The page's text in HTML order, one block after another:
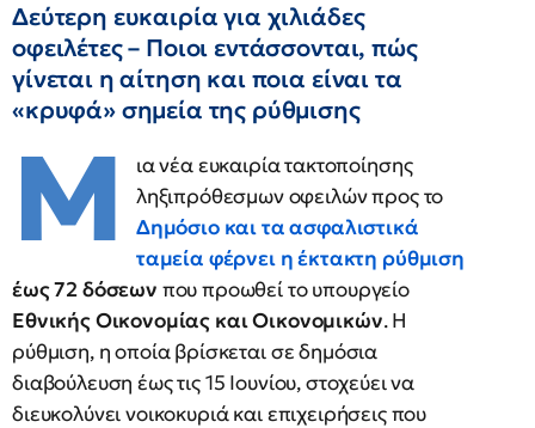
Δεύτερη ευκαιρία για χιλιάδες
οφειλέτες – Ποιοι εντάσσονται, πώς
γίνεται η αίτηση και ποια είναι τα
«κρυφά» σημεία της ρύθμισης
Μ
ια νέα ευκαιρία τακτοποίησης
ληξιπρόθεσμων οφειλών προς το
Δημόσιο και τα ασφαλιστικά
ταμεία φέρνει η έκτακτη ρύθμιση
έως 72 δόσεων που προωθεί το υπουργείο
Εθνικής Οικονομίας και Οικονομικών. Η
ρύθμιση, η οποία βρίσκεται σε δημόσια
διαβούλευση έως τις 15 Ιουνίου, στοχεύει να
διευκολύνει νοικοκυριά και επιχειρήσεις που